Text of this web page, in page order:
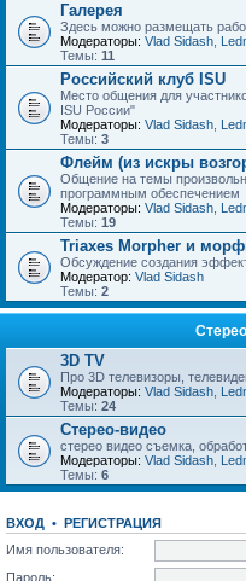
Галерея
Здесь можно размещать
Модераторы: Vlad Sidash
Темы: 11
Российский клуб ISU
Место общения для
ISU России"
Модераторы: Vlad Sidash
Темы: 3
Флейм (из искры
Общение на темы
программным обеспечением
Модераторы: Vlad Sidash
Темы: 19
Triaxes Morpher и
Обсуждение создания
Модератор: Vlad Sidash
Темы: 2
3D TV
Про 3D телевизоры,
Модераторы: Vlad Sidash
Темы: 24
Стерео-видео
стерео видео съемка,
Модераторы: Vlad Sidash
Темы: 6
ВХОД • РЕГИСТРАЦИЯ
Имя пользователя:
Пароль: